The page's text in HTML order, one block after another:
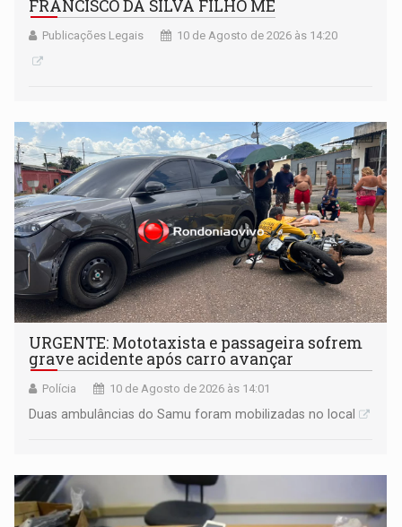
FRANCISCO DA SILVA FILHO ME
Publicações Legais 10 de Agosto de 2026 às 14:20
URGENTE: Mototaxista e passageira sofrem
grave acidente após carro avançar
Polícia 10 de Agosto de 2026 às 14:01
Duas ambulâncias do Samu foram mobilizadas no local